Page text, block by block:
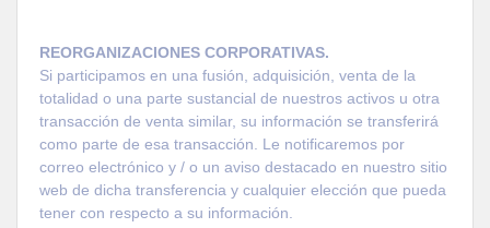
REORGANIZACIONES CORPORATIVAS.
Si participamos en una fusión, adquisición, venta de la
totalidad o una parte sustancial de nuestros activos u otra
transacción de venta similar, su información se transferirá
como parte de esa transacción. Le notificaremos por
correo electrónico y / o un aviso destacado en nuestro sitio
web de dicha transferencia y cualquier elección que pueda
tener con respecto a su información.